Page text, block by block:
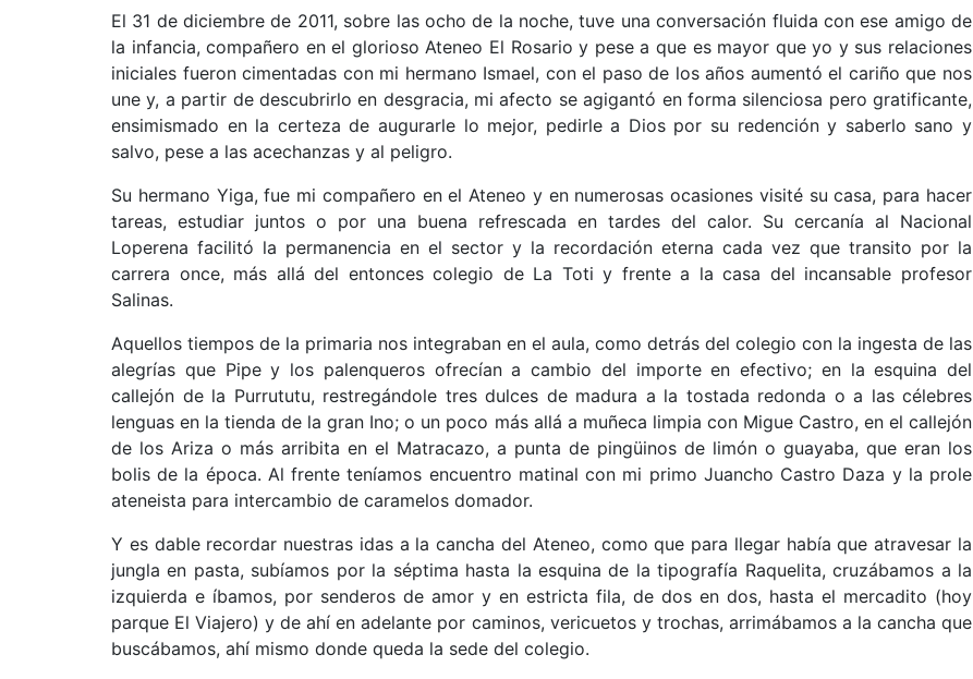
El 31 de diciembre de 2011, sobre las ocho de la noche, tuve una conversación fluida con ese amigo de
la infancia, compañero en el glorioso Ateneo El Rosario y pese a que es mayor que yo y sus relaciones
iniciales fueron cimentadas con mi hermano Ismael, con el paso de los años aumentó el cariño que nos
une y, a partir de descubrirlo en desgracia, mi afecto se agigantó en forma silenciosa pero gratificante,
ensimismado en la certeza de augurarle lo mejor, pedirle a Dios por su redención y saberlo sano y
salvo, pese a las acechanzas y al peligro.
Su hermano Yiga, fue mi compañero en el Ateneo y en numerosas ocasiones visité su casa, para hacer
tareas, estudiar juntos o por una buena refrescada en tardes del calor. Su cercanía al Nacional
Loperena facilitó la permanencia en el sector y la recordación eterna cada vez que transito por la
carrera once, más allá del entonces colegio de La Toti y frente a la casa del incansable profesor
Salinas.
Aquellos tiempos de la primaria nos integraban en el aula, como detrás del colegio con la ingesta de las
alegrías que Pipe y los palenqueros ofrecían a cambio del importe en efectivo; en la esquina del
callejón de la Purrututu, restregándole tres dulces de madura a la tostada redonda o a las célebres
lenguas en la tienda de la gran Ino; o un poco más allá a muñeca limpia con Migue Castro, en el callejón
de los Ariza o más arribita en el Matracazo, a punta de pingüinos de limón o guayaba, que eran los
bolis de la época. Al frente teníamos encuentro matinal con mi primo Juancho Castro Daza y la prole
ateneista para intercambio de caramelos domador.
Y es dable recordar nuestras idas a la cancha del Ateneo, como que para llegar había que atravesar la
jungla en pasta, subíamos por la séptima hasta la esquina de la tipografía Raquelita, cruzábamos a la
izquierda e íbamos, por senderos de amor y en estricta fila, de dos en dos, hasta el mercadito (hoy
parque El Viajero) y de ahí en adelante por caminos, vericuetos y trochas, arrimábamos a la cancha que
buscábamos, ahí mismo donde queda la sede del colegio.